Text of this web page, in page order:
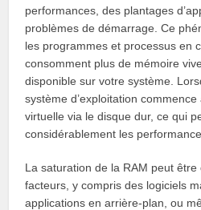
performances, des plantages
problèmes de démarrage. Ce
les programmes et processus en
consomment plus de mémoire
disponible sur votre système.
système d’exploitation
virtuelle via le disque dur, ce qui
considérablement les
La saturation de la RAM peut
facteurs, y compris des logiciels
applications en arrière-plan, ou